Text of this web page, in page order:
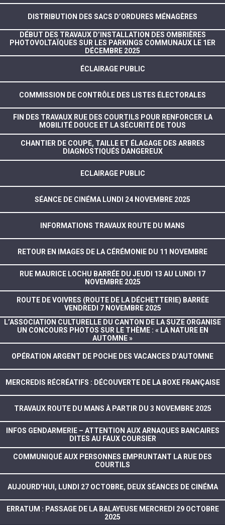
DISTRIBUTION DES SACS D’ORDURES MÉNAGÈRES
DÉBUT DES TRAVAUX D’INSTALLATION DES OMBRIÈRES
PHOTOVOLTAÏQUES SUR LES PARKINGS COMMUNAUX LE 1ER
DÉCEMBRE 2025
ÉCLAIRAGE PUBLIC
COMMISSION DE CONTRÔLE DES LISTES ÉLECTORALES
FIN DES TRAVAUX RUE DES COURTILS POUR RENFORCER LA
MOBILITÉ DOUCE ET LA SÉCURITÉ DE TOUS
CHANTIER DE COUPE, TAILLE ET ÉLAGAGE DES ARBRES
DIAGNOSTIQUÉS DANGEREUX
ECLAIRAGE PUBLIC
SÉANCE DE CINÉMA LUNDI 24 NOVEMBRE 2025
INFORMATIONS TRAVAUX ROUTE DU MANS
RETOUR EN IMAGES DE LA CÉRÉMONIE DU 11 NOVEMBRE
RUE MAURICE LOCHU BARRÉE DU JEUDI 13 AU LUNDI 17
NOVEMBRE 2025
ROUTE DE VOIVRES (ROUTE DE LA DÉCHETTERIE) BARRÉE
VENDREDI 7 NOVEMBRE 2025
L’ASSOCIATION CULTURELLE DU CANTON DE LA SUZE ORGANISE
UN CONCOURS PHOTOS SUR LE THÈME : « LA NATURE EN
AUTOMNE »
OPÉRATION ARGENT DE POCHE DES VACANCES D’AUTOMNE
MERCREDIS RÉCRÉATIFS : DÉCOUVERTE DE LA BOXE FRANÇAISE
TRAVAUX ROUTE DU MANS À PARTIR DU 3 NOVEMBRE 2025
INFOS GENDARMERIE – ATTENTION AUX ARNAQUES BANCAIRES
DITES AU FAUX COURSIER
COMMUNIQUÉ AUX PERSONNES EMPRUNTANT LA RUE DES
COURTILS
AUJOURD’HUI, LUNDI 27 OCTOBRE, DEUX SÉANCES DE CINÉMA
ERRATUM : PASSAGE DE LA BALAYEUSE MERCREDI 29 OCTOBRE
2025